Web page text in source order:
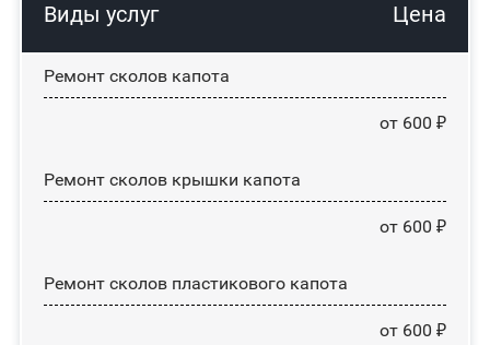
Виды услуг Цена
Ремонт сколов капота
от 600 ₽
Ремонт сколов крышки капота
от 600 ₽
Ремонт сколов пластикового капота
от 600 ₽